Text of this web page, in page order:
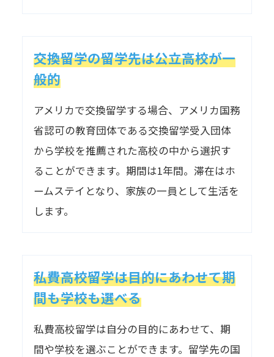
交換留学の留学先は公立高校が一
般的
アメリカで交換留学する場合、アメリカ国務
省認可の教育団体である交換留学受入団体
から学校を推薦された高校の中から選択す
ることができます。期間は1年間。滞在はホ
ームステイとなり、家族の一員として生活を
します。
私費高校留学は目的にあわせて期
間も学校も選べる
私費高校留学は自分の目的にあわせて、期
間や学校を選ぶことができます。留学先の国